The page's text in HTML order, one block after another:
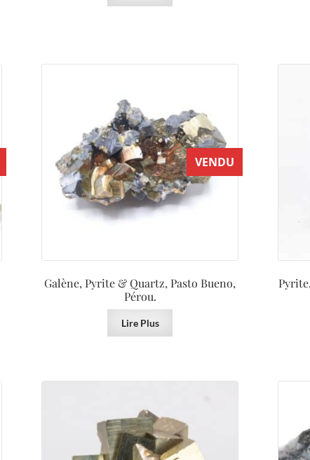
VENDU
Galène, Pyrite & Quartz, Pasto Bueno,
Pérou.
Lire Plus